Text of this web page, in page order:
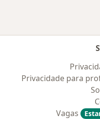
Privacidade para
Vagas